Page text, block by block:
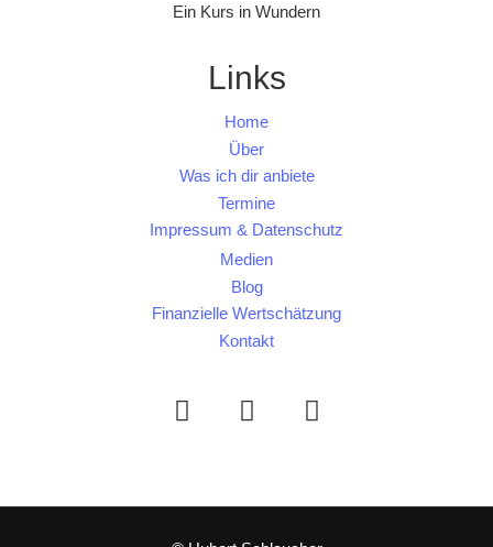
Ein Kurs in Wundern
Links
Home
Über
Was ich dir anbiete
Termine
Impressum & Datenschutz
Medien
Blog
Finanzielle Wertschätzung
Kontakt